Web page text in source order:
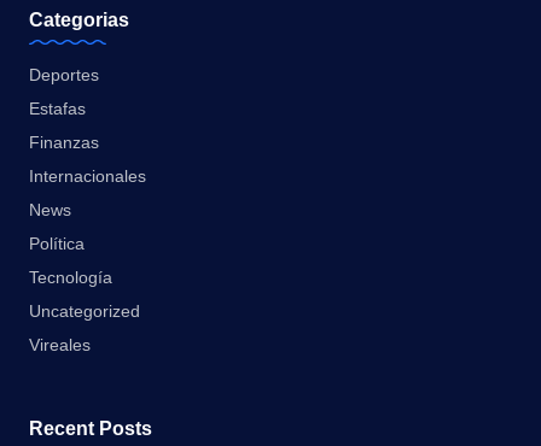
Categorias
Deportes
Estafas
Finanzas
Internacionales
News
Política
Tecnología
Uncategorized
Vireales
Recent Posts